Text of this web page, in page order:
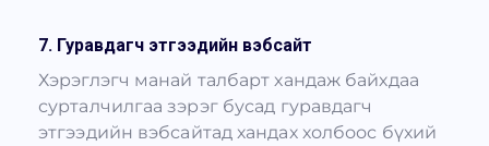
7. Гуравдагч этгээдийн вэбсайт
Хэрэглэгч манай талбарт хандаж байхдаа
сурталчилгаа зэрэг бусад гуравдагч
этгээдийн вэбсайтад хандах холбоос бүхий